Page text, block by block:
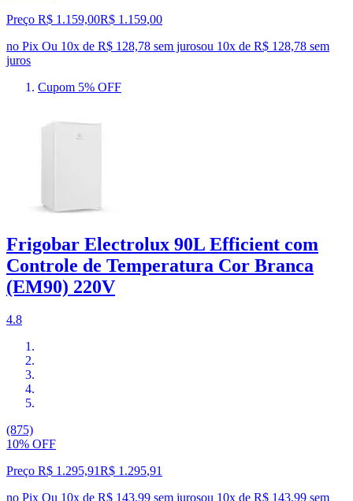
Preço R$ 1.159,00R$ 1.159,00
no Pix Ou 10x de R$ 128,78 sem jurosou 10x de R$ 128,78 sem
juros
Cupom 5% OFF
Frigobar Electrolux 90L Efficient com
Controle de Temperatura Cor Branca
(EM90) 220V
4.8
(875)
10% OFF
Preço R$ 1.295,91R$ 1.295,91
no Pix Ou 10x de R$ 143,99 sem jurosou 10x de R$ 143,99 sem